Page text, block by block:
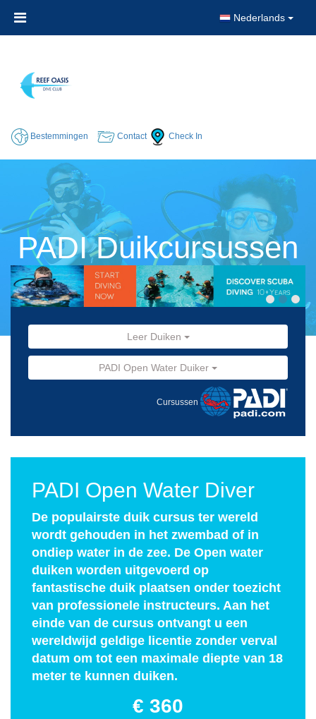
Nederlands
Bestemmingen Contact Check In
PADI Duikcursussen
Leer Duiken
PADI Open Water Duiker
Cursussen
PADI Open Water Diver
De populairste duik cursus ter wereld
wordt gehouden in het zwembad of in
ondiep water in de zee. De Open water
duiken worden uitgevoerd op
fantastische duik plaatsen onder toezicht
van professionele instructeurs. Aan het
einde van de cursus ontvangt u een
wereldwijd geldige licentie zonder verval
datum om tot een maximale diepte van 18
meter te kunnen duiken.
€ 360